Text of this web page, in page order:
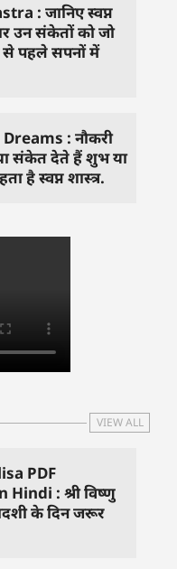
: जानिए स्वप्न
उन संकेतों को जो
पहले सपनों में
: नौकरी
संकेत देते हैं शुभ या
है स्वप्न शास्त्र.
VIEW ALL
PDF
: श्री विष्णु
के दिन जरूर